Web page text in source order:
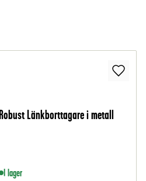
Robust Länkborttagare i metall
I lager